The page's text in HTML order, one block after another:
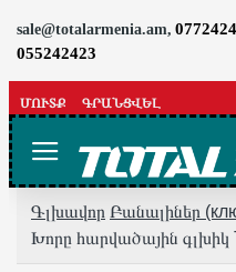
sale@totalarmenia.am,
055242423
ՄՈՒՏՔ ԳՐԱՆՑՎԵԼ
Գլխավոր Բանալիներ
Խորը հարվածային գլխիկ